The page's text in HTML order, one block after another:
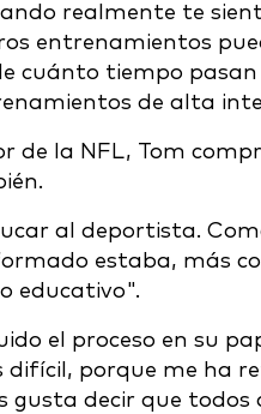
realmente te
entrenamientos
cuánto tiempo
de alta
de la NFL, Tom
al deportista.
estaba, más
educativo".
el proceso en su
porque me ha
gusta decir que